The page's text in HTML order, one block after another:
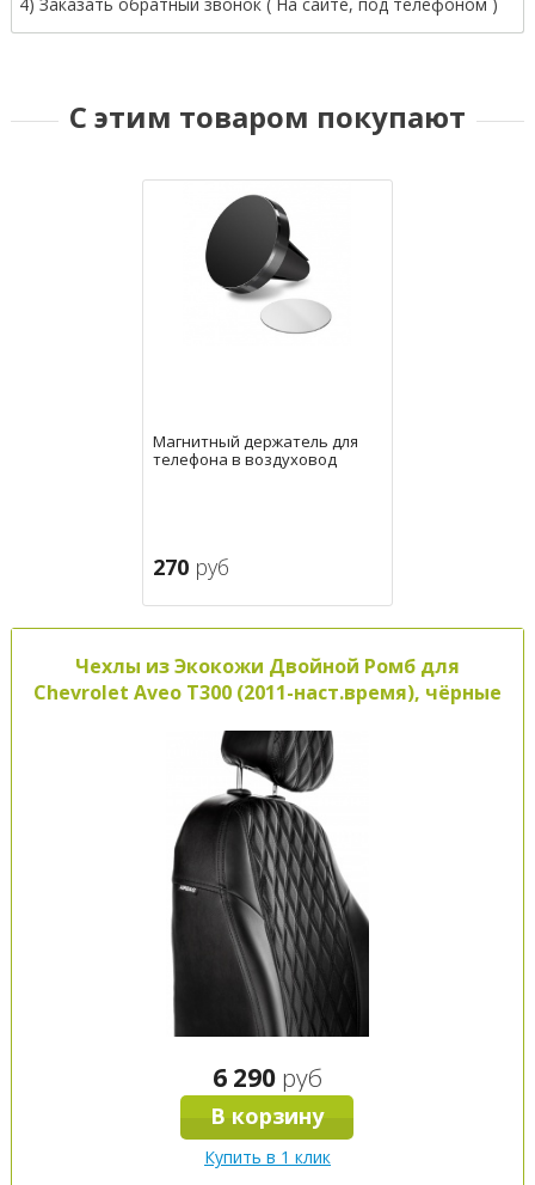
С этим товаром покупают
Магнитный держатель для
телефона в воздуховод
270 руб
Чехлы из Экокожи Двойной Ромб для
Chevrolet Aveo T300 (2011-наст.время), чёрные
6 290 руб
В корзину
Купить в 1 клик